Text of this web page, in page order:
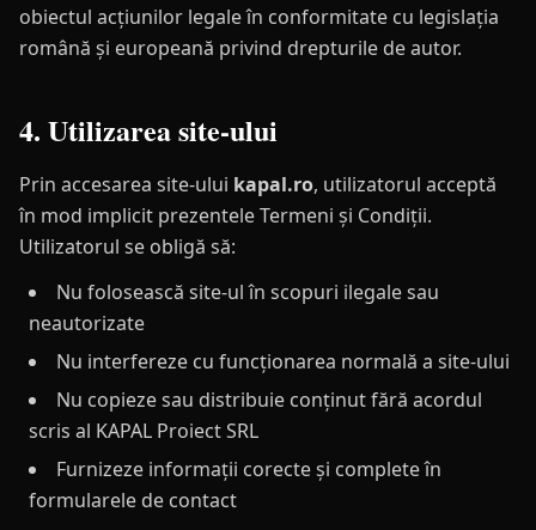
obiectul acțiunilor legale în conformitate cu legislația
română și europeană privind drepturile de autor.
4. Utilizarea site-ului
Prin accesarea site-ului kapal.ro, utilizatorul acceptă
în mod implicit prezentele Termeni și Condiții.
Utilizatorul se obligă să:
Nu folosească site-ul în scopuri ilegale sau
neautorizate
Nu interfereze cu funcționarea normală a site-ului
Nu copieze sau distribuie conținut fără acordul
scris al KAPAL Proiect SRL
Furnizeze informații corecte și complete în
formularele de contact